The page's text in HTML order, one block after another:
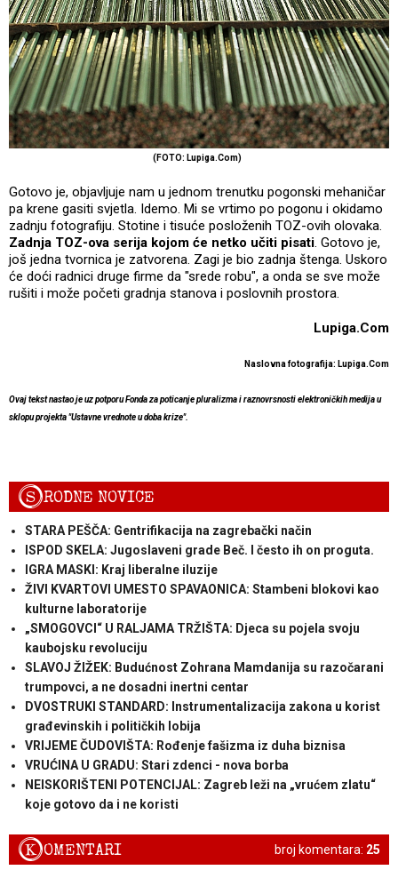
(FOTO: Lupiga.Com)
Gotovo je, objavljuje nam u jednom trenutku pogonski mehaničar
pa krene gasiti svjetla. Idemo. Mi se vrtimo po pogonu i okidamo
zadnju fotografiju. Stotine i tisuće posloženih TOZ-ovih olovaka.
Zadnja TOZ-ova serija kojom će netko učiti pisati. Gotovo je,
još jedna tvornica je zatvorena. Zagi je bio zadnja štenga. Uskoro
će doći radnici druge firme da "srede robu", a onda se sve može
rušiti i može početi gradnja stanova i poslovnih prostora.
Lupiga.Com
Naslovna fotografija: Lupiga.Com
Ovaj tekst nastao je uz potporu Fonda za poticanje pluralizma i raznovrsnosti elektroničkih medija u
sklopu projekta "Ustavne vrednote u doba krize".
SRODNE NOVICE
STARA PEŠČA: Gentrifikacija na zagrebački način
ISPOD SKELA: Jugoslaveni grade Beč. I često ih on proguta.
IGRA MASKI: Kraj liberalne iluzije
ŽIVI KVARTOVI UMESTO SPAVAONICA: Stambeni blokovi kao
kulturne laboratorije
„SMOGOVCI“ U RALJAMA TRŽIŠTA: Djeca su pojela svoju
kaubojsku revoluciju
SLAVOJ ŽIŽEK: Budućnost Zohrana Mamdanija su razočarani
trumpovci, a ne dosadni inertni centar
DVOSTRUKI STANDARD: Instrumentalizacija zakona u korist
građevinskih i političkih lobija
VRIJEME ČUDOVIŠTA: Rođenje fašizma iz duha biznisa
VRUĆINA U GRADU: Stari zdenci - nova borba
NEISKORIŠTENI POTENCIJAL: Zagreb leži na „vrućem zlatu“
koje gotovo da i ne koristi
broj komentara: 25
KOMENTARI